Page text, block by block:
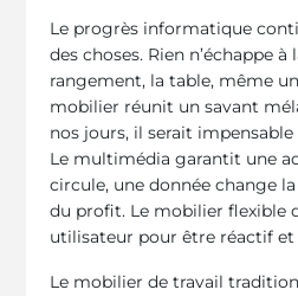
Le progrès informatique
des choses. Rien n’échappe
rangement, la table, même
mobilier réunit un savant
nos jours, il serait
Le multimédia garantit une
circule, une donnée change
du profit. Le mobilier flexible
utilisateur pour être réactif et
Le mobilier de travail